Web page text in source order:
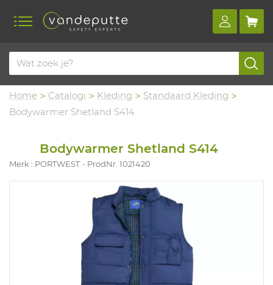
Home Catalogi Kleding
Standaard Kleding
Bodywarmer Shetland S414
Bodywarmer Shetland S414
Merk : PORTWEST ProdNr. 1021420